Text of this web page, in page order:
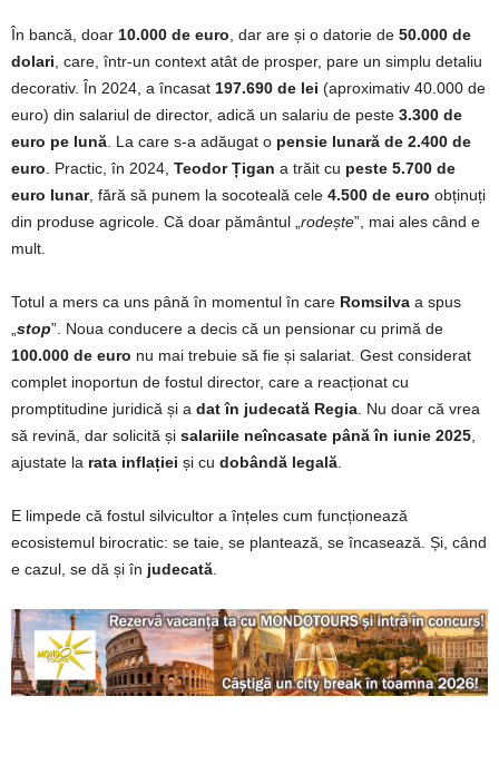
În bancă, doar 10.000 de euro , dar are și o datorie de 50.000 de
dolari , care, într-un context atât de prosper, pare un simplu detaliu
decorativ. În 2024, a încasat 197.690 de lei (aproximativ 40.000 de
euro) din salariul de director, adică un salariu de peste 3.300 de
euro pe lună . La care s-a adăugat o pensie lunară de 2.400 de
euro . Practic, în 2024, Teodor Țigan a trăit cu peste 5.700 de
euro lunar, fără să punem la socoteală cele 4.500 de euro obținuți
din produse agricole. Că doar pământul „ rodește”, mai ales când e
mult.
Totul a mers ca uns până în momentul în care Romsilva a spus
stop”. Noua conducere a decis că un pensionar cu primă de
100.000 de euro nu mai trebuie să fie și salariat. Gest considerat
complet inoportun de fostul director, care a reacționat cu
promptitudine juridică și a dat în judecată Regia . Nu doar că vrea
să revină, dar solicită și salariile neîncasate până în iunie 2025
ajustate la rata inflației și cu dobândă legală
E limpede că fostul silvicultor a înțeles cum funcționează
ecosistemul birocratic: se taie, se plantează, se încasează. Și, când
e cazul, se dă și în judecată